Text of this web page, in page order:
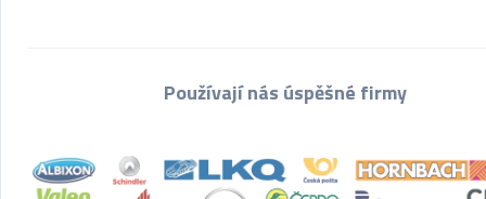
Používají nás úspěšné firmy